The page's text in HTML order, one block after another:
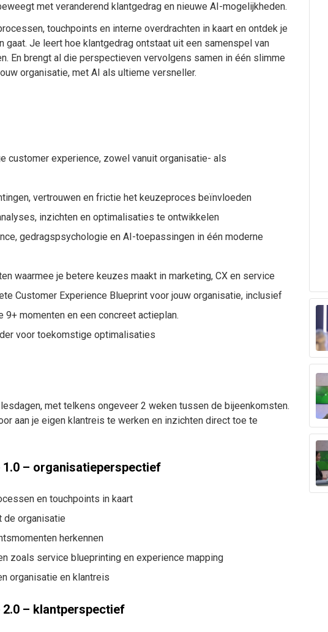
met veranderend klantgedrag en nieuwe AI-mogelijkheden.
touchpoints en interne overdrachten in kaart en ontdek je
gaat. Je leert hoe klantgedrag ontstaat uit een samenspel van
En brengt al die perspectieven vervolgens samen in één slimme
organisatie, met AI als ultieme versneller.
customer experience, zowel vanuit organisatie- als
vertrouwen en frictie het keuzeproces beïnvloeden
inzichten en optimalisaties te ontwikkelen
gedragspsychologie en AI-toepassingen in één moderne
waarmee je betere keuzes maakt in marketing, CX en service
Customer Experience Blueprint voor jouw organisatie, inclusief
momenten en een concreet actieplan.
voor toekomstige optimalisaties
met telkens ongeveer 2 weken tussen de bijeenkomsten.
aan je eigen klantreis te werken en inzichten direct toe te
1.0 – organisatieperspectief
en touchpoints in kaart
de organisatie
herkennen
zoals service blueprinting en experience mapping
organisatie en klantreis
2.0 – klantperspectief